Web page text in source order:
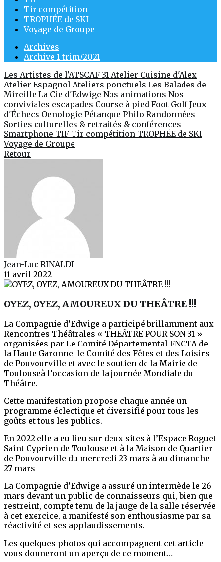
Tir compétition
TROPHÉE de SKI
Voyage de Groupe
Archives
Archive 1 trim/2021
Les Artistes de l'ATSCAF 31 Atelier Cuisine d'Alex
Atelier Espagnol Ateliers ponctuels Les Balades de
Mireille La Cie d'Edwige Nos animations Nos
conviviales escapades Course à pied Foot GolfJeux
d'Échecs Oenologie Pétanque Philo Randonnées
Sorties culturelles & retraités & conférences
Smartphone TIF Tir compétition TROPHÉE de SKI
Voyage de Groupe
Retour
Jean-Luc RINALDI
11 avril 2022
OYEZ, OYEZ, AMOUREUX DU THEÂTRE !!!
La Compagnie d’Edwige a participé brillamment aux
Rencontres Théâtrales « THEÂTRE POUR SON 31 »
organisées par Le Comité Départemental FNCTA de
la Haute Garonne, le Comité des Fêtes et des Loisirs
de Pouvourville et avec le soutien de la Mairie de
Toulouseà l’occasion de la journée Mondiale du
Théâtre.
Cette manifestation propose chaque année un
programme éclectique et diversifié pour tous les
goûts et tous les publics.
En 2022 elle a eu lieu sur deux sites à l’Espace Roguet
Saint Cyprien de Toulouse et à la Maison de Quartier
de Pouvourville du mercredi 23 mars à au dimanche
27 mars
La Compagnie d’Edwige a assuré un intermède le 26
mars devant un public de connaisseurs qui, bien que
restreint, compte tenu de la jauge de la salle réservée
à cet exercice, a manifesté son enthousiasme par sa
réactivité et ses applaudissements.
Les quelques photos qui accompagnent cet article
vous donneront un aperçu de ce moment…